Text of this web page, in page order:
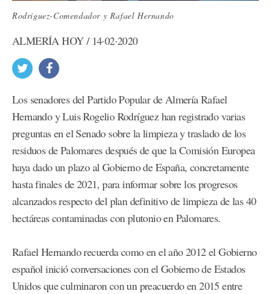
Rodríguez-Comendador y Rafael Hernando
ALMERÍA HOY / 14·02·2020
Los senadores del Partido Popular de Almería Rafael
Hernando y Luis Rogelio Rodríguez han registrado varias
preguntas en el Senado sobre la limpieza y traslado de los
residuos de Palomares después de que la Comisión Europea
haya dado un plazo al Gobierno de España, concretamente
hasta finales de 2021, para informar sobre los progresos
alcanzados respecto del plan definitivo de limpieza de las 40
hectáreas contaminadas con plutonio en Palomares.
Rafael Hernando recuerda como en el año 2012 el Gobierno
español inició conversaciones con el Gobierno de Estados
Unidos que culminaron con un preacuerdo en 2015 entre